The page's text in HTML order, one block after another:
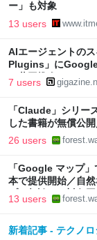
ー」も対象
13 users
AIエージェントの
Plugins」に
と共同推進
7 users
「Claude」シリー
した書籍が無償公
で図解した『
26 users
「Google マップ
本で提供開始／自
プに相談］の対象国
13 users
新着記事 - テクノ